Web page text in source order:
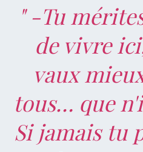
" -Tu
de vivre
vaux
tous… que
Si jamais tu